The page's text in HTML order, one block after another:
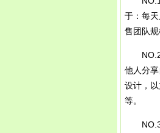
于：每
售团队
NO.2
他人分
设计，
等。
NO.3